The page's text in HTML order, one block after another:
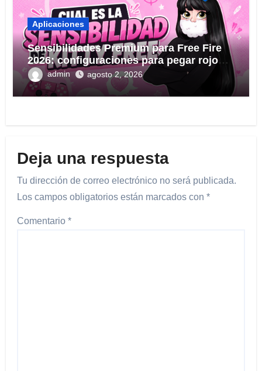
Aplicaciones
Sensibilidades Premium para Free Fire
2026: configuraciones para pegar rojo
KITTY FREE
admin agosto 2, 2026
Deja una respuesta
Tu dirección de correo electrónico no será publicada.
Los campos obligatorios están marcados con *
Comentario *